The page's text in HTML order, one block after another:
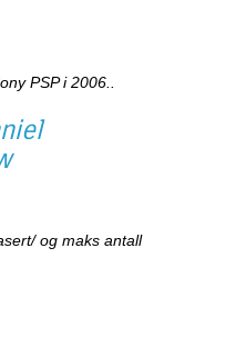
PSP i 2006..
og maks antall